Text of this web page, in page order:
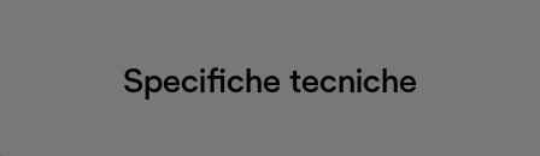
Specifiche tecniche